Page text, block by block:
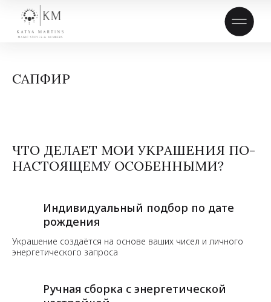
САПФИР
ЧТО ДЕЛАЕТ МОИ УКРАШЕНИЯ ПО-
НАСТОЯЩЕМУ ОСОБЕННЫМИ?
Индивидуальный подбор по дате
рождения
Украшение создаётся на основе ваших чисел и личного
энергетического запроса
Ручная сборка с энергетической